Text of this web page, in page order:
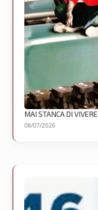
MAI STANCA DI VIVERE
08/07/2026